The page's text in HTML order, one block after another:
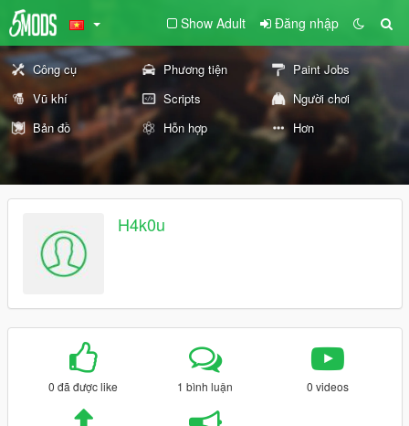
Show Adult Đăng nhập
Công cụ Phương tiện
Paint Jobs
Vũ khí
Scripts
Người chơi
Bản đồ
Hỗn hợp Hơn
H4k0u
0 đã được like 1 bình luận 0 videos